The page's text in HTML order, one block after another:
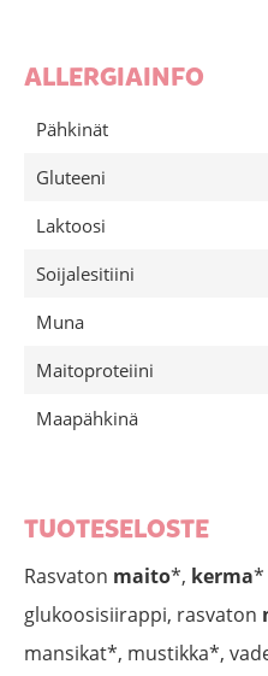
ALLERGIAINFO
Pähkinät
Gluteeni
Laktoosi
Soijalesitiini
Muna
Maitoproteiini
Maapähkinä
TUOTESELOSTE
Rasvaton maito*, kerma*
glukoosisiirappi, rasvaton
mansikat*, mustikka*,